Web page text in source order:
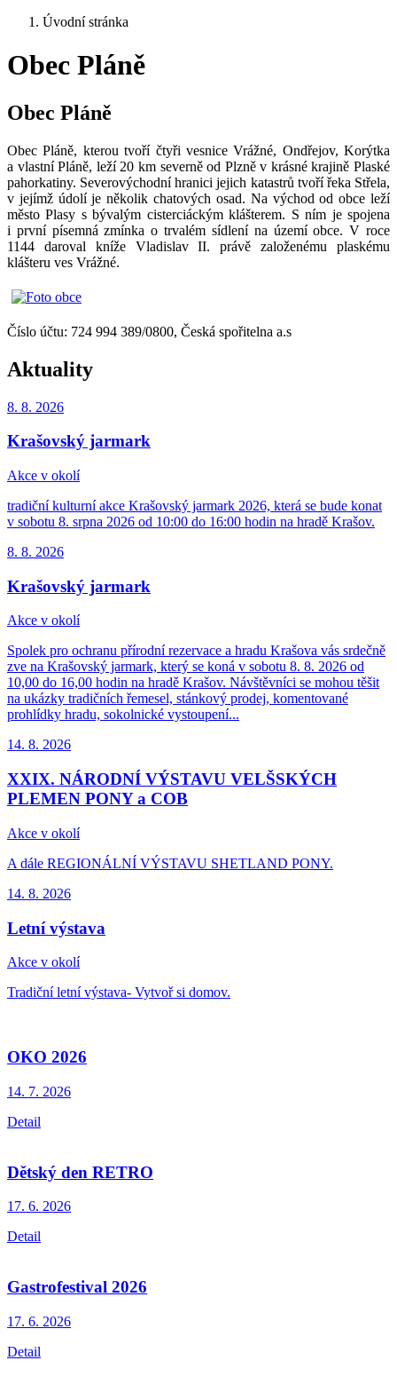
Úvodní stránka
Obec Pláně
Obec Pláně
Obec Pláně, kterou tvoří čtyři vesnice Vrážné, Ondřejov, Korýtka
a vlastní Pláně, leží 20 km severně od Plzně v krásné krajině Plaské
pahorkatiny. Severovýchodní hranici jejich katastrů tvoří řeka Střela,
v jejímž údolí je několik chatových osad. Na východ od obce leží
město Plasy s bývalým cisterciáckým klášterem. S ním je spojena
i první písemná zmínka o trvalém sídlení na území obce. V roce
1144 daroval kníže Vladislav II. právě založenému plaskému
klášteru ves Vrážné.
Číslo účtu: 724 994 389/0800, Česká spořitelna a.s
Aktuality
8. 8. 2026
Krašovský jarmark
Akce v okolí
tradiční kulturní akce Krašovský jarmark 2026, která se bude konat
v sobotu 8. srpna 2026 od 10:00 do 16:00 hodin na hradě Krašov.
8. 8. 2026
Krašovský jarmark
Akce v okolí
Spolek pro ochranu přírodní rezervace a hradu Krašova vás srdečně
zve na Krašovský jarmark, který se koná v sobotu 8. 8. 2026 od
10,00 do 16,00 hodin na hradě Krašov. Návštěvníci se mohou těšit
na ukázky tradičních řemesel, stánkový prodej, komentované
prohlídky hradu, sokolnické vystoupení...
14. 8. 2026
XXIX. NÁRODNÍ VÝSTAVU VELŠSKÝCH
PLEMEN PONY a COB
Akce v okolí
A dále REGIONÁLNÍ VÝSTAVU SHETLAND PONY.
14. 8. 2026
Letní výstava
Akce v okolí
Tradiční letní výstava- Vytvoř si domov.
OKO 2026
14. 7. 2026
Detail
Dětský den RETRO
17. 6. 2026
Detail
Gastrofestival 2026
17. 6. 2026
Detail